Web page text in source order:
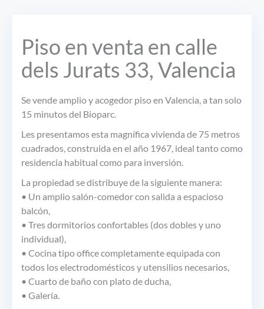
Piso en venta en calle
dels Jurats 33, Valencia
Se vende amplio y acogedor piso en Valencia, a tan solo
15 minutos del Bioparc.
Les presentamos esta magnífica vivienda de 75 metros
cuadrados, construida en el año 1967, ideal tanto como
residencia habitual como para inversión.
La propiedad se distribuye de la siguiente manera:
• Un amplio salón-comedor con salida a espacioso
balcón,
• Tres dormitorios confortables (dos dobles y uno
individual),
• Cocina tipo office completamente equipada con
todos los electrodomésticos y utensilios necesarios,
• Cuarto de baño con plato de ducha,
• Galería.